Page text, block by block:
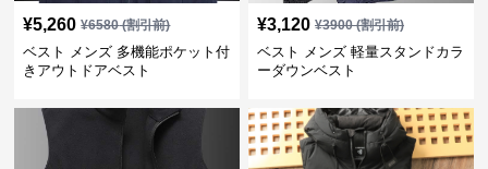
¥5,260 ¥6580(割引前)
ベスト メンズ 多機能ポケット付
きアウトドアベスト
¥3,120 ¥3900(割引前)
ベスト メンズ 軽量スタンドカラ
ーダウンベスト